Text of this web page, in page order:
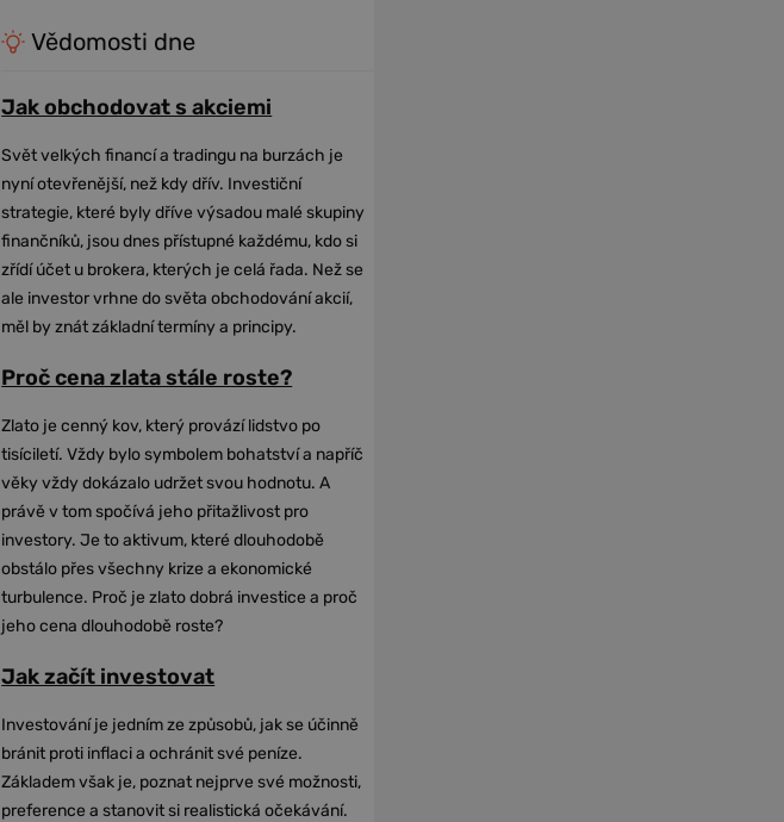
Vědomosti dne
Jak obchodovat s akciemi
Svět velkých financí a tradingu na burzách je
nyní otevřenější, než kdy dřív. Investiční
strategie, které byly dříve výsadou malé skupiny
finančníků, jsou dnes přístupné každému, kdo si
zřídí účet u brokera, kterých je celá řada. Než se
ale investor vrhne do světa obchodování akcií,
měl by znát základní termíny a principy.
Proč cena zlata stále roste?
Zlato je cenný kov, který provází lidstvo po
tisíciletí. Vždy bylo symbolem bohatství a napříč
věky vždy dokázalo udržet svou hodnotu. A
právě v tom spočívá jeho přitažlivost pro
investory. Je to aktivum, které dlouhodobě
obstálo přes všechny krize a ekonomické
turbulence. Proč je zlato dobrá investice a proč
jeho cena dlouhodobě roste?
Jak začít investovat
Investování je jedním ze způsobů, jak se účinně
bránit proti inflaci a ochránit své peníze.
Základem však je, poznat nejprve své možnosti,
preference a stanovit si realistická očekávání.